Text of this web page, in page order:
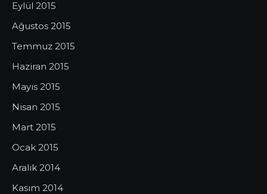
Eylül 2015
Ağustos 2015
Temmuz 2015
Haziran 2015
Mayıs 2015
Nisan 2015
Mart 2015
Ocak 2015
Aralık 2014
Kasım 2014